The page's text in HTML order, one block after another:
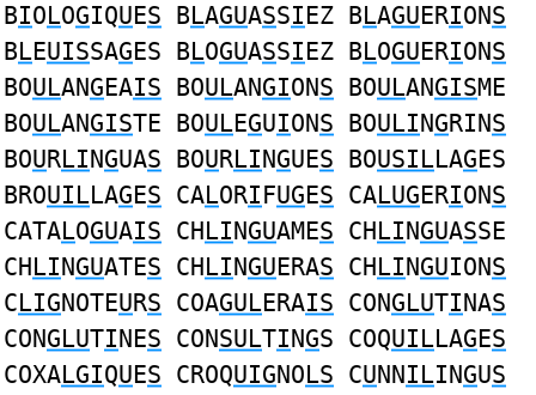
BIOLOGIQUES BLAGUASSIEZ BLAGUERIONS
BLEUISSAGES BLOGUASSIEZ BLOGUERIONS
BOULANGEAIS BOULANGIONS BOULANGISME
BOULANGISTE BOULEGUIONS BOULINGRINS
BOURLINGUAS BOURLINGUES BOUSILLAGES
BROUILLAGES CALORIFUGES CALUGERIONS
CATALOGUAIS CHLINGUAMES CHLINGUASSE
CHLINGUATES CHLINGUERAS CHLINGUIONS
CLIGNOTEURS COAGULERAIS CONGLUTINAS
CONGLUTINES CONSULTINGS COQUILLAGES
COXALGIQUES CROQUIGNOLS CUNNILINGUS